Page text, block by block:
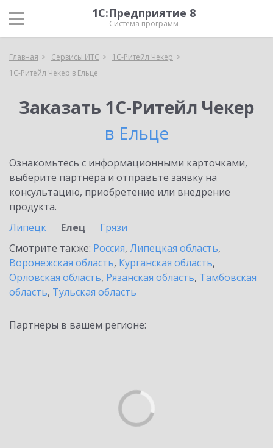
1С:Предприятие 8
Система программ
Главная Сервисы ИТС
1C-Ритейл Чекер
1C-Ритейл Чекер в Ельце
Заказать 1C-Ритейл Чекер
в Ельце
Ознакомьтесь с информационными карточками,
выберите партнёра и отправьте заявку на
консультацию, приобретение или внедрение
продукта.
Липецк
Елец
Грязи
Смотрите также: Россия, Липецкая область,
Воронежская область, Курганская область,
Орловская область, Рязанская область, Тамбовская
область, Тульская область
Партнеры в вашем регионе: